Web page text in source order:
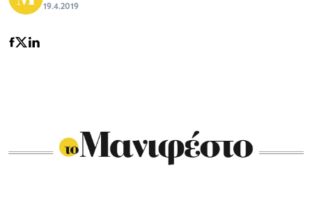
19.4.2019